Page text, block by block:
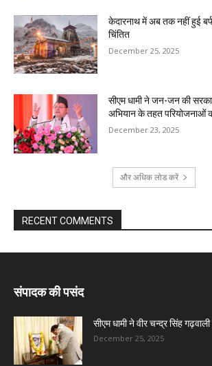
केदारनाथ में अब तक नहीं हुई
चिंतित
December 25, 2025
सीएम धामी ने जन-जन की
अभियान के तहत परियोजनाओं
December 23, 2025
और अधिक लोड करें
RECENT COMMENTS
संपादक की पसंद
सीएम धामी ने वीर चन्द्र सिंह
December 25, 2025